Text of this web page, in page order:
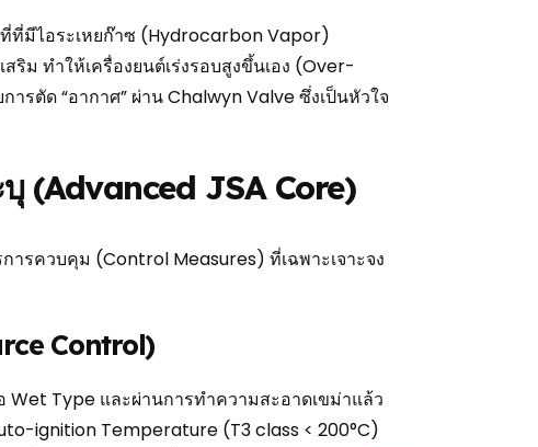
ที่ที่มีไอระเหยก๊าซ (Hydrocarbon Vapor)
สริม ทำให้เครื่องยนต์เร่งรอบสูงขึ้นเอง (Over-
รตัด “อากาศ” ผ่าน Chalwyn Valve ซึ่งเป็นหัวใจ
(Advanced JSA Core)
ารควบคุม (Control Measures) ที่เฉพาะเจาะจง
Control)
Wet Type และผ่านการทำความสะอาดเขม่าแล้ว
ignition Temperature (T3 class < 200°C)